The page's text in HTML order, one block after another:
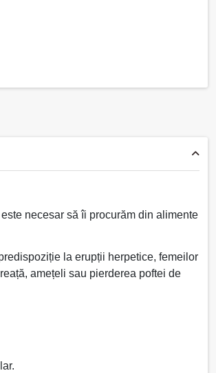
necesar să îi procurăm din alimente
la erupții herpetice, femeilor
amețeli sau pierderea poftei de